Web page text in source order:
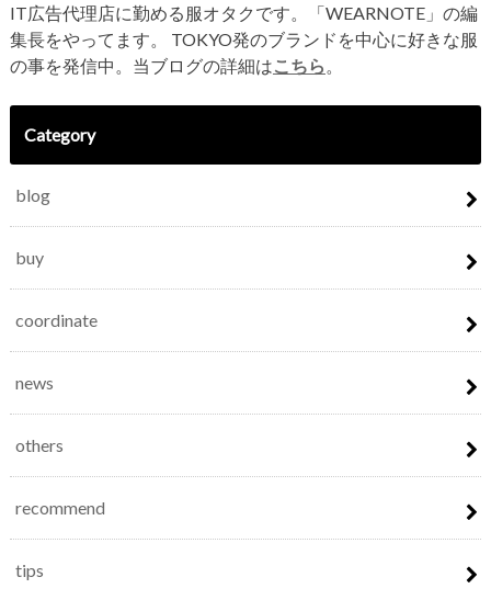
IT広告代理店に勤める服オタクです。「WEARNOTE」の編
集長をやってます。 TOKYO発のブランドを中心に好きな服
の事を発信中。当ブログの詳細はこちら
Category
blog
buy
coordinate
news
others
recommend
tips